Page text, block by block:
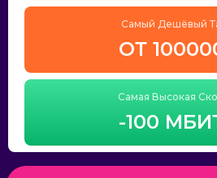
Самый Дешёвый
ОТ
Самая Высокая
-100